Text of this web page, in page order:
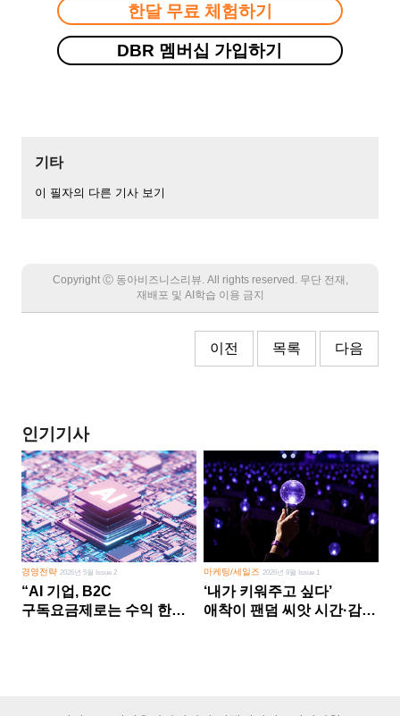
한달 무료 체험하기
DBR 멤버십 가입하기
기타
이 필자의 다른 기사 보기
Copyright Ⓒ 동아비즈니스리뷰. All rights reserved. 무단 전재,
재배포 및 AI학습 이용 금지
이전 목록 다음
인기기사
경영전략 2026년 5월 Issue 2
“AI 기업, B2C
구독요금제로는 수익 한계
마케팅/세일즈 2026년 8월 Issue 1
‘내가 키워주고 싶다’
애착이 팬덤 씨앗 시간·감정